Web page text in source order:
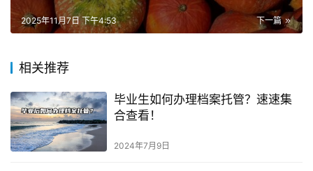
下一篇
2025年11月7日 下午4:53
相关推荐
毕业生如何办理档案托管？速速集
合查看！
2024年7月9日